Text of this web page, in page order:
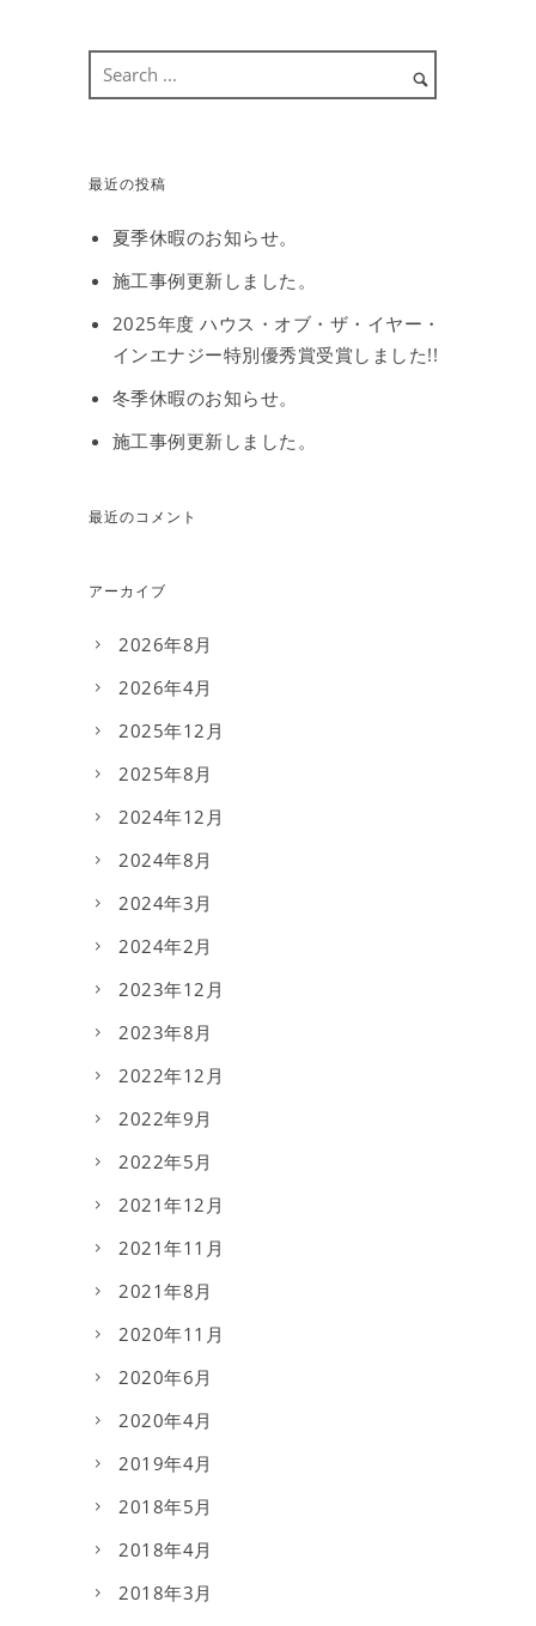
最近の投稿
夏季休暇のお知らせ。
施工事例更新しました。
2025年度 ハウス・オブ・ザ・イヤー・
インエナジー特別優秀賞受賞しました!!
冬季休暇のお知らせ。
施工事例更新しました。
最近のコメント
アーカイブ
2026年8月
2026年4月
2025年12月
2025年8月
2024年12月
2024年8月
2024年3月
2024年2月
2023年12月
2023年8月
2022年12月
2022年9月
2022年5月
2021年12月
2021年11月
2021年8月
2020年11月
2020年6月
2020年4月
2019年4月
2018年5月
2018年4月
2018年3月